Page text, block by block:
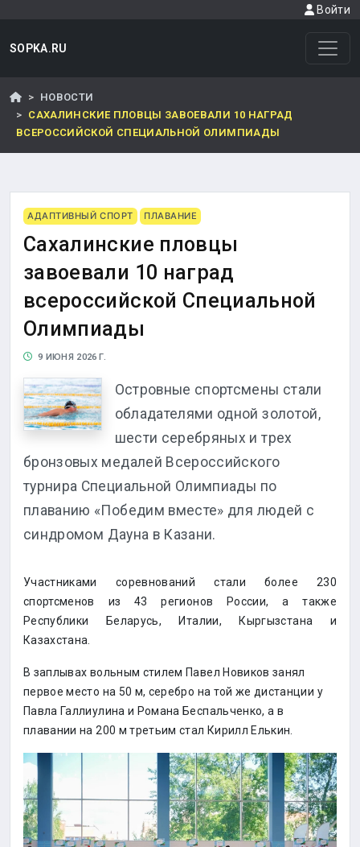
Войти
SOPKA.RU
НОВОСТИ
САХАЛИНСКИЕ ПЛОВЦЫ ЗАВОЕВАЛИ 10 НАГРАД
ВСЕРОССИЙСКОЙ СПЕЦИАЛЬНОЙ ОЛИМПИАДЫ
АДАПТИВНЫЙ СПОРТ ПЛАВАНИЕ
Сахалинские пловцы
завоевали 10 наград
всероссийской Специальной
Олимпиады
9 ИЮНЯ 2026 Г.
Островные спортсмены стали
обладателями одной золотой,
шести серебряных и трех
бронзовых медалей Всероссийского
турнира Специальной Олимпиады по
плаванию «Победим вместе» для людей с
синдромом Дауна в Казани.
Участниками соревнований стали более 230
спортсменов из 43 регионов России, а также
Республики Беларусь, Италии, Кыргызстана и
Казахстана.
В заплывах вольным стилем Павел Новиков занял
первое место на 50 м, серебро на той же дистанции у
Павла Галлиулина и Романа Беспальченко, а в
плавании на 200 м третьим стал Кирилл Елькин.